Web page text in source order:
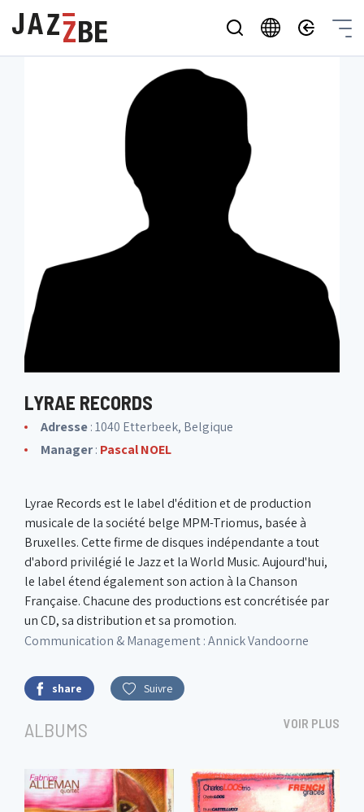
LYRAE RECORDS
Adresse: 1040 Etterbeek, Belgique
Manager: Pascal NOEL
Lyrae Records est le label d'édition et de production
musicale de la société belge MPM-Triomus, basée à
Bruxelles. Cette firme de disques indépendante a tout
d'abord privilégié le Jazz et la World Music. Aujourd'hui,
le label étend également son action à la Chanson
Française. Chacune des productions est concrétisée par
un CD, sa distribution et sa promotion.
Communication & Management : Annick Vandoorne
share Suivre
ALBUMS VOIR PLUS